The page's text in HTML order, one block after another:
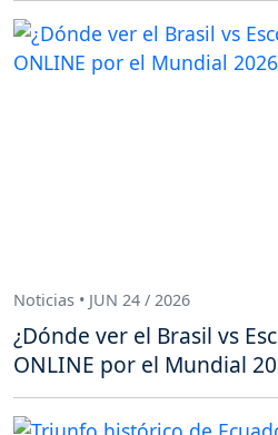
Noticias • JUN 24 / 2026
¿Dónde ver el Brasil vs
ONLINE por el Mundial